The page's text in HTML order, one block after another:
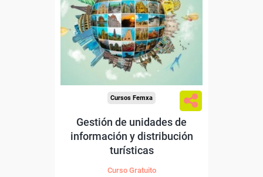
Para desempleados,
trabajadores y autónomos.
Para todos los sectores.
Cursos Femxa
Gestión de unidades de
información y distribución
turísticas
Curso Gratuito